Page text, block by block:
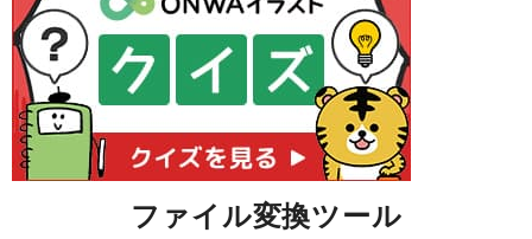
ファイル変換ツール